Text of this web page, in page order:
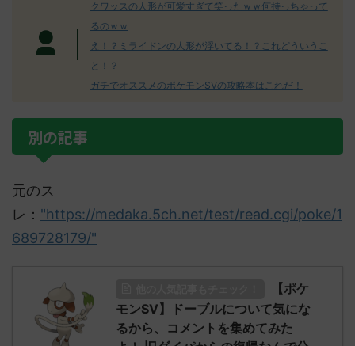
クワッスの人形が可愛すぎて笑ったｗｗ何持っちゃって
るのｗｗ
え！？ミライドンの人形が浮いてる！？これどういうこ
と！？
ガチでオススメのポケモンSVの攻略本はこれだ！
別の記事
元のス
レ： "https://medaka.5ch.net/test/read.cgi/poke/1
689728179/"
【ポケ
モンSV】ドーブルについて気にな
るから、コメントを集めてみた